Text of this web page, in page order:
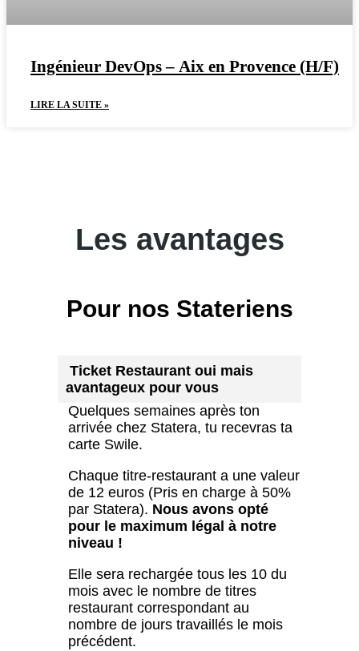
Ingénieur DevOps – Aix en Provence (H/F)
LIRE LA SUITE »
Les avantages
Pour nos Stateriens
Ticket Restaurant oui mais
avantageux pour vous
Quelques semaines après ton
arrivée chez Statera, tu recevras ta
carte Swile.
Chaque titre-restaurant a une valeur
de 12 euros (Pris en charge à 50%
par Statera). Nous avons opté
pour le maximum légal à notre
niveau !
Elle sera rechargée tous les 10 du
mois avec le nombre de titres
restaurant correspondant au
nombre de jours travaillés le mois
précédent.